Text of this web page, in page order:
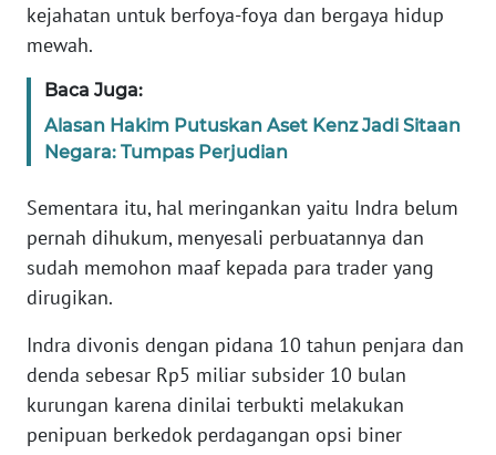
kejahatan untuk berfoya-foya dan bergaya hidup
mewah.
Baca Juga:
Alasan Hakim Putuskan Aset Kenz Jadi Sitaan
Negara: Tumpas Perjudian
Sementara itu, hal meringankan yaitu Indra belum
pernah dihukum, menyesali perbuatannya dan
sudah memohon maaf kepada para trader yang
dirugikan.
Indra divonis dengan pidana 10 tahun penjara dan
denda sebesar Rp5 miliar subsider 10 bulan
kurungan karena dinilai terbukti melakukan
penipuan berkedok perdagangan opsi biner
WN
PAPUA
WN
PAPUA
BARAT
WN
SERAMBI
WN
WN